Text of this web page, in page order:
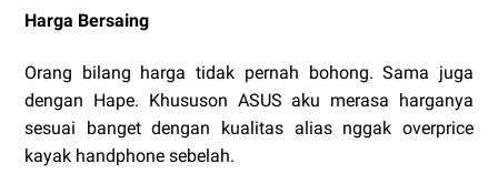
Harga Bersaing
Orang bilang harga tidak pernah bohong. Sama juga
dengan Hape. Khususon ASUS aku merasa harganya
sesuai banget dengan kualitas alias nggak overprice
kayak handphone sebelah.